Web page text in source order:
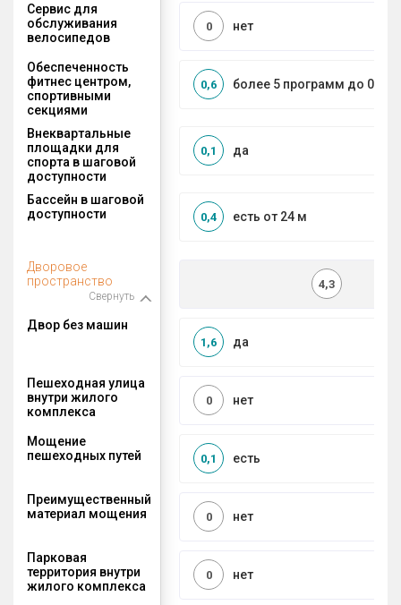
Сервис для
обслуживания
велосипедов
нет
0
Обеспеченность
фитнес центром,
спортивными
секциями
более 5 программ до 0,5
0,6
Внеквартальные
площадки для
спорта в шаговой
доступности
да
0,1
Бассейн в шаговой
доступности
есть от 24 м
0,4
Дворовое
пространство
Свернуть
4,3
Двор без машин
да
1,6
Пешеходная улица
внутри жилого
комплекса
нет
0
Мощение
пешеходных путей
есть
0,1
Преимущественный
материал мощения
нет
0
Парковая
территория внутри
жилого комплекса
нет
0